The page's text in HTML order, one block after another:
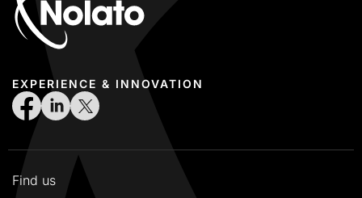
EXPERIENCE & INNOVATION
Find us